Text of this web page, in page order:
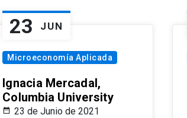
23 JUN
Microeconomía Aplicada
Ignacia Mercadal,
Columbia University
23 de Junio de 2021